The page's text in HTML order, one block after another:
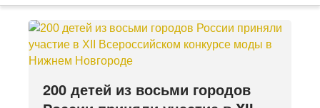
200 детей из восьми городов